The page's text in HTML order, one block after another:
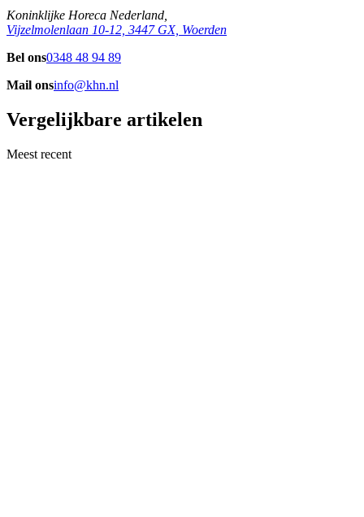
Koninklijke Horeca Nederland,
Vijzelmolenlaan 10-12, 3447 GX, Woerden
Bel ons0348 48 94 89
Mail onsinfo@khn.nl
Vergelijkbare artikelen
Meest recent